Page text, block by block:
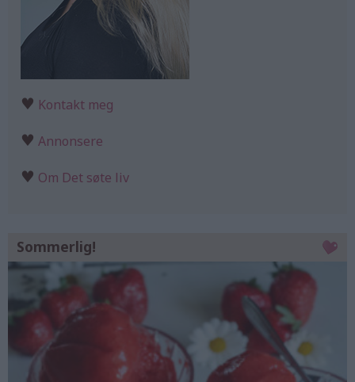
♥ Kontakt meg
♥ Annonsere
♥ Om Det søte liv
Sommerlig!